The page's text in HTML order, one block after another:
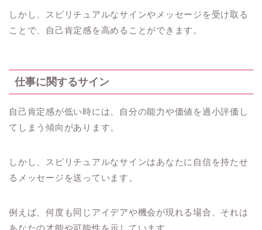
しかし、スピリチュアルなサインやメッセージを受け取る
ことで、自己肯定感を高めることができます。
仕事に関するサイン
自己肯定感が低い時には、自分の能力や価値を過小評価し
てしまう傾向があります。
しかし、スピリチュアルなサインはあなたに自信を持たせ
るメッセージを送っています。
例えば、何度も同じアイデアや機会が現れる場合、それは
あなたの才能や可能性を示しています。